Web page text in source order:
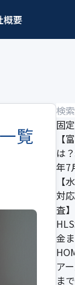
概要
覧
検
索:
固
【
は
年7
【
対
査】
金
ア
ま